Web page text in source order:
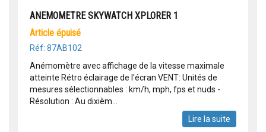
ANEMOMETRE SKYWATCH XPLORER 1
article épuisé
Réf: 87AB102
Anémomètre avec affichage de la vitesse maximale
atteinte Rétro éclairage de l'écran VENT: Unités de
mesures sélectionnables : km/h, mph, fps et nuds -
Résolution : Au dixièm...
Lire la suite